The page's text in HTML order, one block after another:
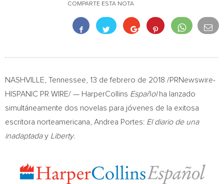
COMPARTE ESTA NOTA
NASHVILLE, Tennessee , 13 de febrero de 2018 /PRNewswire-
HISPANIC PR WIRE/ — HarperCollins Españolha lanzado
simultáneamente dos novelas para jóvenes de la exitosa
escritora norteamericana, Andrea Portes: El diario de una
inadaptaday Liberty.